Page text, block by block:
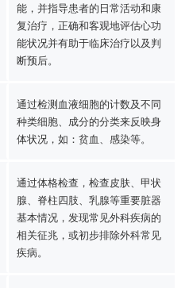
能，并指导患者的日常活动和康
复治疗，正确和客观地评估心功
能状况并有助于临床治疗以及判
断预后。
通过检测血液细胞的计数及不同
种类细胞、成分的分类来反映身
体状况，如：贫血、感染等。
通过体格检查，检查皮肤、甲状
腺、脊柱四肢、乳腺等重要脏器
基本情况，发现常见外科疾病的
相关征兆，或初步排除外科常见
疾病。